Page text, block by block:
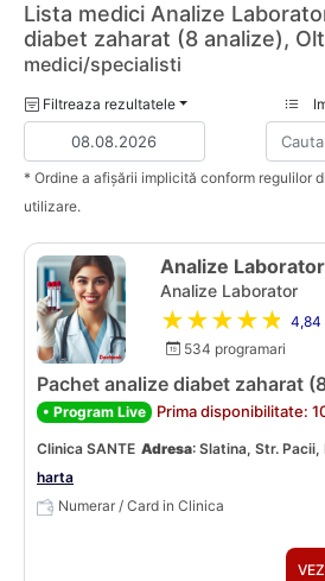
Lista medici Analize
diabet zaharat (8 analize), Olt
medici/specialisti
Filtreaza rezultatele
* Ordine a afișării implicită conform regulilor
utilizare.
Analize Laborator
Analize Laborator
★★★★★ 4,84
534 programari
Pachet analize diabet zaharat
• Program Live Prima disponibilitate:
Clinica SANTE Adresa: Slatina, Str. Pacii,
harta
Numerar / Card in Clinica